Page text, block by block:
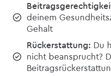
deinem
Gehalt
Rückerstattung: Du
nicht beansprucht?